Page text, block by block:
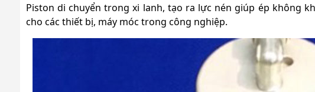
Piston di chuyển trong xi lanh, tạo ra lực nén giúp ép không
cho các thiết bị, máy móc trong công nghiệp.